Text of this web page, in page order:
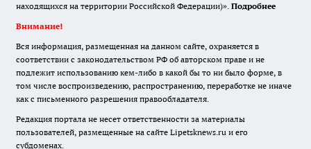
находящихся на территории Российской Федерации)». Подробнее
Внимание!
Вся информация, размещенная на данном сайте, охраняется в
соответствии с законодательством РФ об авторском праве и не
подлежит использованию кем-либо в какой бы то ни было форме, в
том числе воспроизведению, распространению, переработке не иначе
как с письменного разрешения правообладателя.
Редакция портала не несет ответственности за материалы
пользователей, размещенные на сайте Lipetsknews.ru и его
субдоменах.